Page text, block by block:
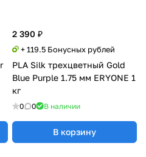
2 390 ₽
+ 119.5 Бонусных рублей
PLA Silk трехцветный Gold
Blue Purple 1.75 мм ERYONE 1
кг
0 0 В наличии
В корзину